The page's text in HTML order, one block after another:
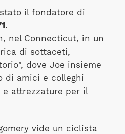
il fondatore di
.
nel Connecticut, in un
di sottaceti,
dove Joe insieme
di amici e colleghi
e attrezzature per il
vide un ciclista